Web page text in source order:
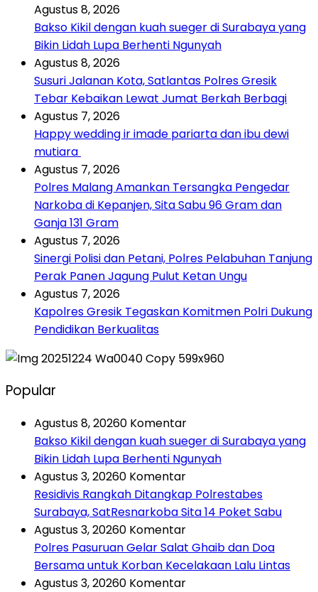
Agustus 8, 2026
Bakso Kikil dengan kuah sueger di Surabaya yang
Bikin Lidah Lupa Berhenti Ngunyah
Agustus 8, 2026
Susuri Jalanan Kota, Satlantas Polres Gresik
Tebar Kebaikan Lewat Jumat Berkah Berbagi
Agustus 7, 2026
Happy wedding ir imade pariarta dan ibu dewi
mutiara
Agustus 7, 2026
Polres Malang Amankan Tersangka Pengedar
Narkoba di Kepanjen, Sita Sabu 96 Gram dan
Ganja 131 Gram
Agustus 7, 2026
Sinergi Polisi dan Petani, Polres Pelabuhan Tanjung
Perak Panen Jagung Pulut Ketan Ungu
Agustus 7, 2026
Kapolres Gresik Tegaskan Komitmen Polri Dukung
Pendidikan Berkualitas
Popular
Agustus 8, 20260 Komentar
Bakso Kikil dengan kuah sueger di Surabaya yang
Bikin Lidah Lupa Berhenti Ngunyah
Agustus 3, 20260 Komentar
Residivis Rangkah Ditangkap Polrestabes
Surabaya, SatResnarkoba Sita 14 Poket Sabu
Agustus 3, 20260 Komentar
Polres Pasuruan Gelar Salat Ghaib dan Doa
Bersama untuk Korban Kecelakaan Lalu Lintas
Agustus 3, 20260 Komentar